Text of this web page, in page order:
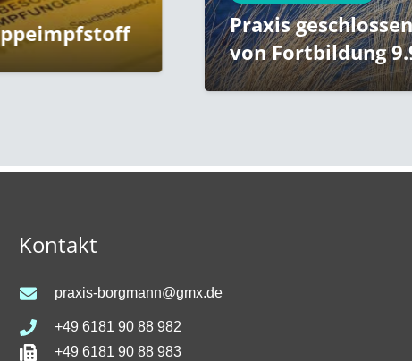
Praxis geschlossen aufgrund
von Fortbildung 9.9.-16.9.2021
Kontakt
praxis-borgmann@gmx.de
+49 6181 90 88 982
+49 6181 90 88 983